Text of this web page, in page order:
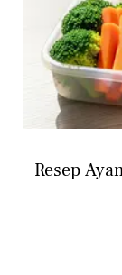
Resep